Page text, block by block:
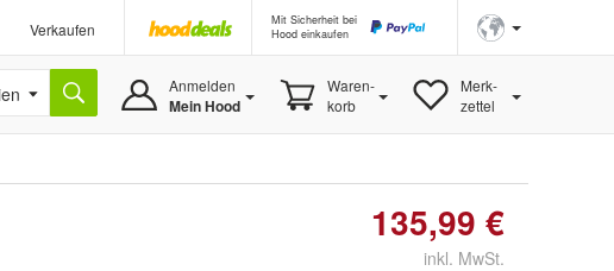
Verkaufen
Mit Sicherheit bei
Hood einkaufen
Anmelden
Mein Hood
Waren-
korb
Merk-
zettel
135,99 €
inkl. MwSt.